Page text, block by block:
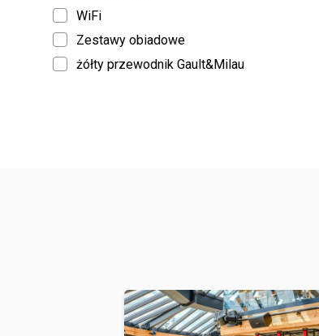
WiFi
Zestawy obiadowe
żółty przewodnik Gault&Milau